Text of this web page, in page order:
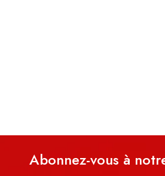
Abonnez-vous à